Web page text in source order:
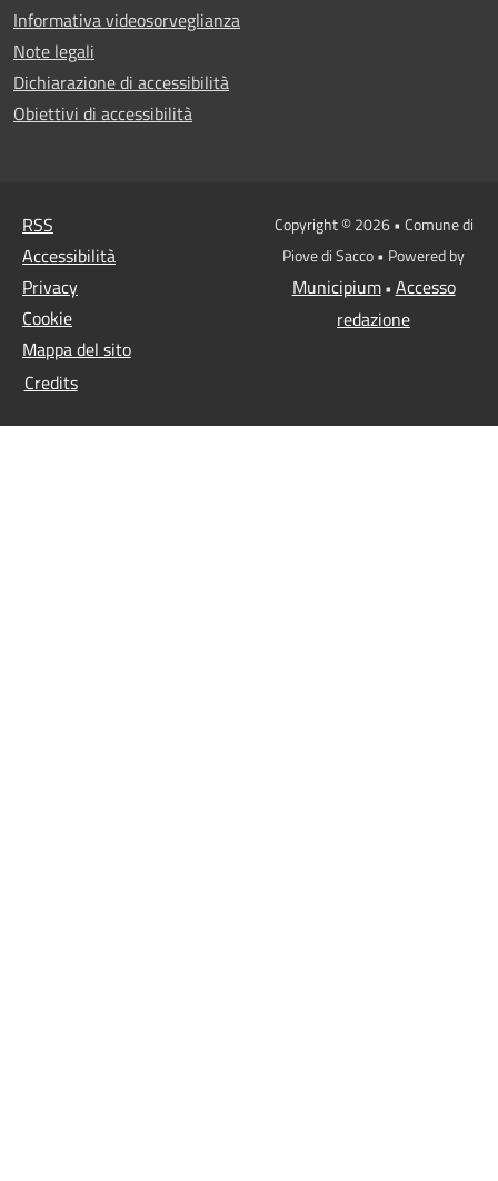
Informativa videosorveglianza
Note legali
Dichiarazione di accessibilità
Obiettivi di accessibilità
RSS
Accessibilità
Privacy
Cookie
Mappa del sito
Credits
Copyright © 2026 • Comune di
Piove di Sacco • Powered by
Municipium• Accesso
redazione